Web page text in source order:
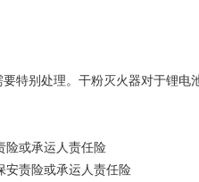
特别处理。干粉灭火器对于锂
险或承运人责任险
安责险或承运人责任险